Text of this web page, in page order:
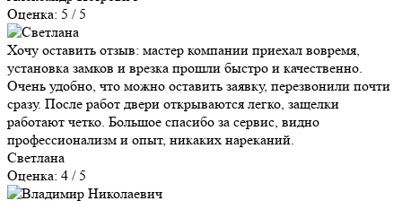
Оценка: 5 / 5
Хочу оставить отзыв: мастер компании приехал вовремя,
установка замков и врезка прошли быстро и качественно.
Очень удобно, что можно оставить заявку, перезвонили почти
сразу. После работ двери открываются легко, защелки
работают четко. Большое спасибо за сервис, видно
профессионализм и опыт, никаких нареканий.
Светлана
Оценка: 4 / 5